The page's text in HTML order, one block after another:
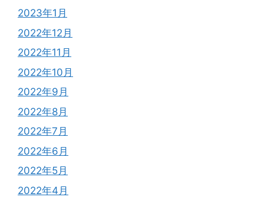
2023年1月
2022年12月
2022年11月
2022年10月
2022年9月
2022年8月
2022年7月
2022年6月
2022年5月
2022年4月